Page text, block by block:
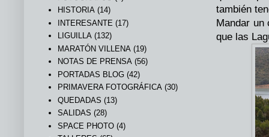
también
Mandar
que las
HISTORIA (14)
INTERESANTE (17)
LIGUILLA (132)
MARATÓN VILLENA (19)
NOTAS DE PRENSA (56)
PORTADAS BLOG (42)
PRIMAVERA FOTOGRÁFICA (30)
QUEDADAS (13)
SALIDAS (28)
SPACE PHOTO (4)